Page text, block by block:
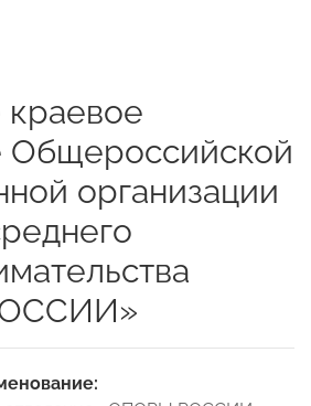
краевое
Общероссийской
организации